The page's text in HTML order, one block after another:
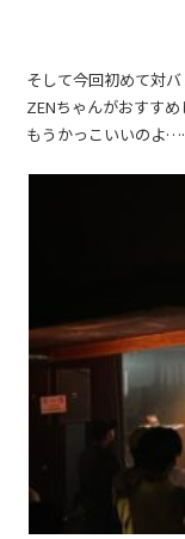
そして今回初めて対
ZENちゃんがおすすめ
もうかっこいいのよ